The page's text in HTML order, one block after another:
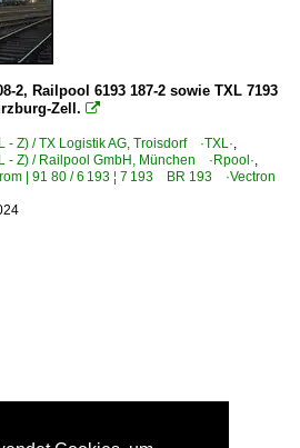
2, Railpool 6193 187-2 sowie TXL 7193
Zell. 
- Z) / TX Logistik AG, Troisdorf ·TXL·,
- Z) / Railpool GmbH, München ·Rpool·,
| 91 80 / 6 193 ¦ 7 193 BR 193 ·Vectron